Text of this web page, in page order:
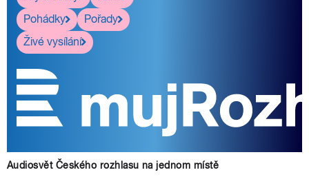
Pohádky
Pořady
Živé vysílání
Audiosvět Českého rozhlasu na jednom místě